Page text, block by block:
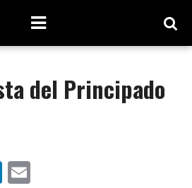
del Principado
LinkedIn
Email